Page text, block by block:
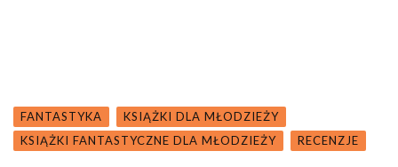
FANTASTYKA
KSIĄŻKI DLA MŁODZIEŻY
KSIĄŻKI FANTASTYCZNE DLA MŁODZIEŻY
RECENZJE